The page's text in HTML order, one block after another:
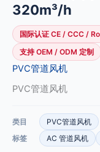
320m³/h
国际认证 CE / CCC /
支持 OEM / ODM 定制
PVC管道风机
PVC管道风机
类目
PVC管道风机
标签
AC 管道风机